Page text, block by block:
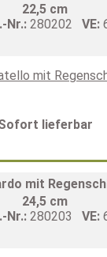
22,5 cm
Nr.: 280202 VE:
lieferbar
mit
24,5 cm
Nr.: 280203 VE: